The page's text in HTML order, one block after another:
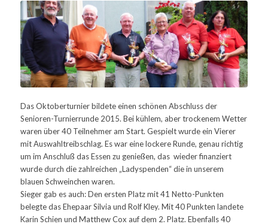
Das Oktoberturnier bildete einen schönen Abschluss der
Senioren-Turnierrunde 2015. Bei kühlem, aber trockenem Wetter
waren über 40 Teilnehmer am Start. Gespielt wurde ein Vierer
mit Auswahltreibschlag. Es war eine lockere Runde, genau richtig
um im Anschluß das Essen zu genießen, das wieder finanziert
wurde durch die zahlreichen „Ladyspenden“ die in unserem
blauen Schweinchen waren.
Sieger gab es auch: Den ersten Platz mit 41 Netto-Punkten
belegte das Ehepaar Silvia und Rolf Kley. Mit 40 Punkten landete
Karin Schien und Matthew Cox auf dem 2. Platz. Ebenfalls 40